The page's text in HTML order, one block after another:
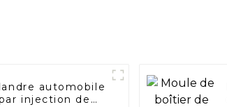
automobile
injection de